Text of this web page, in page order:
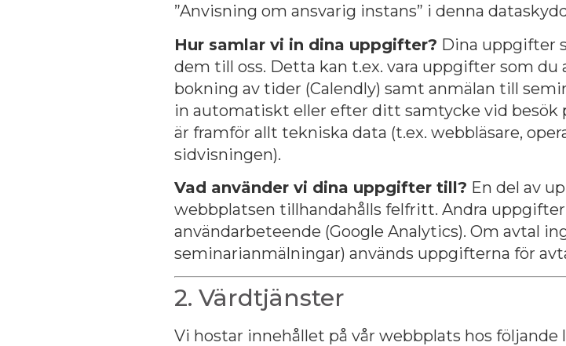
”Anvisning om ansvarig instans” i denna
Hur samlar vi in dina uppgifter? Dina uppgifter
dem till oss. Detta kan t.ex. vara uppgifter som du
bokning av tider (Calendly) samt anmälan till
in automatiskt eller efter ditt samtycke vid besök
är framför allt tekniska data (t.ex. webbläsare,
sidvisningen).
Vad använder vi dina uppgifter till? En del av
webbplatsen tillhandahålls felfritt. Andra
användarbeteende (Google Analytics). Om avtal
seminarianmälningar) används uppgifterna för
2. Värdtjänster
Vi hostar innehållet på vår webbplats hos följande